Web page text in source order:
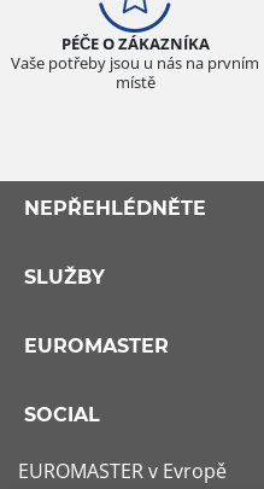
PÉČE O ZÁKAZNÍKA
Vaše potřeby jsou u nás na prvním
místě
NEPŘEHLÉDNĚTE
SLUŽBY
EUROMASTER
SOCIAL
EUROMASTER v Evropě